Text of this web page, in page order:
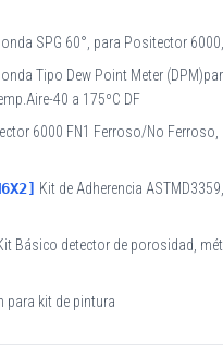
SPG 60°, para Positector
Tipo Dew Point Meter
40 a 175ºC DF
6000 FN1 Ferroso/No
Kit de Adherencia
Básico detector de porosidad,
para kit de pintura